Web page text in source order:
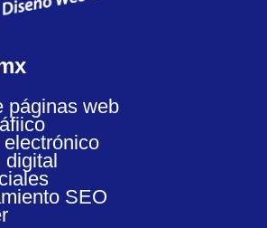
páginas web
digital
SEO